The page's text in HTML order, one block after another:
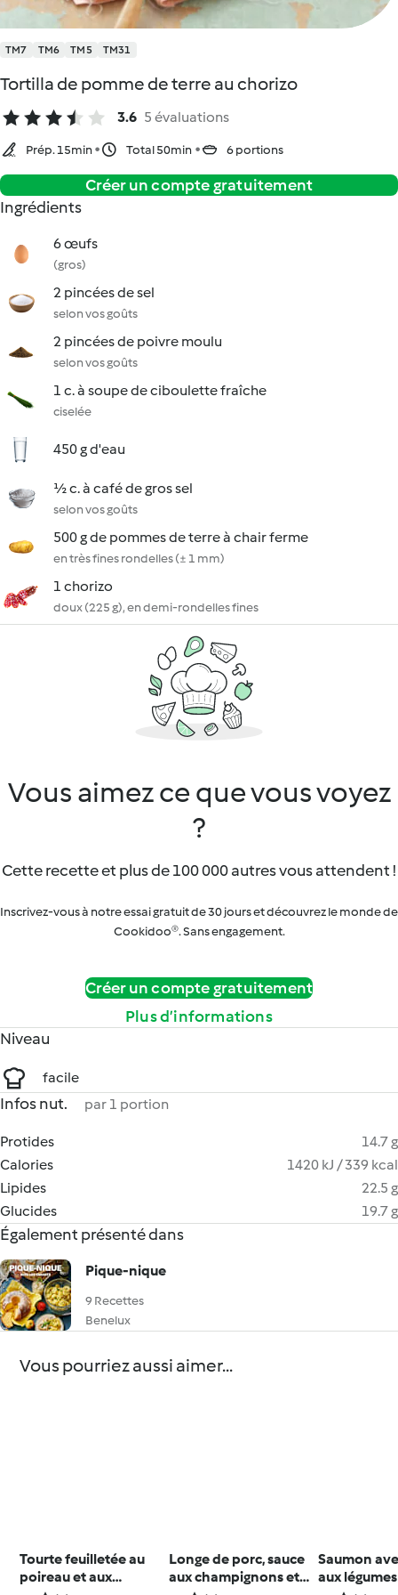
TM7 TM6 TM5 TM31
Tortilla de pomme de terre au chorizo
3.6 5 évaluations
Prép. 15min Total 50min 6 portions
Créer un compte gratuitement
Ingrédients
6 œufs
(gros)
2 pincées de sel
selon vos goûts
2 pincées de poivre moulu
selon vos goûts
1 c. à soupe de ciboulette fraîche
ciselée
450 g d'eau
½ c. à café de gros sel
selon vos goûts
500 g de pommes de terre à chair ferme
en très fines rondelles (± 1 mm)
1 chorizo
doux (225 g), en demi-rondelles fines
Vous aimez ce que vous voyez
?
Cette recette et plus de 100 000 autres vous attendent !
Inscrivez-vous à notre essai gratuit de 30 jours et découvrez le monde de
Cookidoo®. Sans engagement.
Créer un compte gratuitement
Plus d’informations
Niveau
facile
Infos nut. par 1 portion
Protides
14.7 g
Calories
1420 kJ / 339 kcal
Lipides
22.5 g
Glucides
19.7 g
Également présenté dans
Pique-nique
9 Recettes
Benelux
Vous pourriez aussi aimer...
Tourte feuilletée au
poireau et aux
Longe de porc, sauce
aux champignons et
Saumon
aux légumes